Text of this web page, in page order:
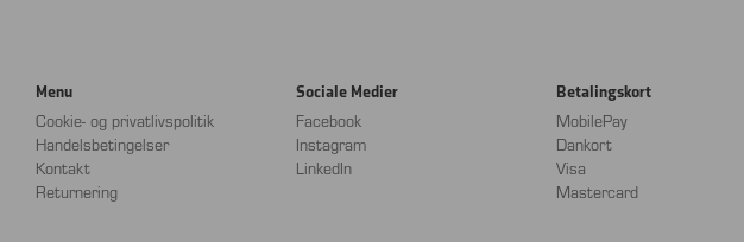
Menu
Cookie- og privatlivspolitik
Handelsbetingelser
Kontakt
Returnering
Sociale Medier
Facebook
Instagram
LinkedIn
Betalingskort
MobilePay
Dankort
Visa
Mastercard